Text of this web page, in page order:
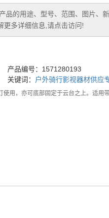
品的用途、型号、范围、图片、
更多详细信息,请点击访问!
产品编号：1571280193
关键词： 户外骑行影视器材供应
用，亦可底部固定于云台之上。适用